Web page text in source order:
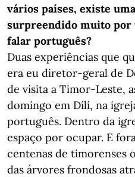
vários países, existe
surpreendido muito por
falar português?
Duas experiências que
era eu diretor-geral de
de visita a Timor-Leste,
domingo em Díli, na
português. Dentro da
espaço por ocupar. E
centenas de timorenses
das árvores frondosas